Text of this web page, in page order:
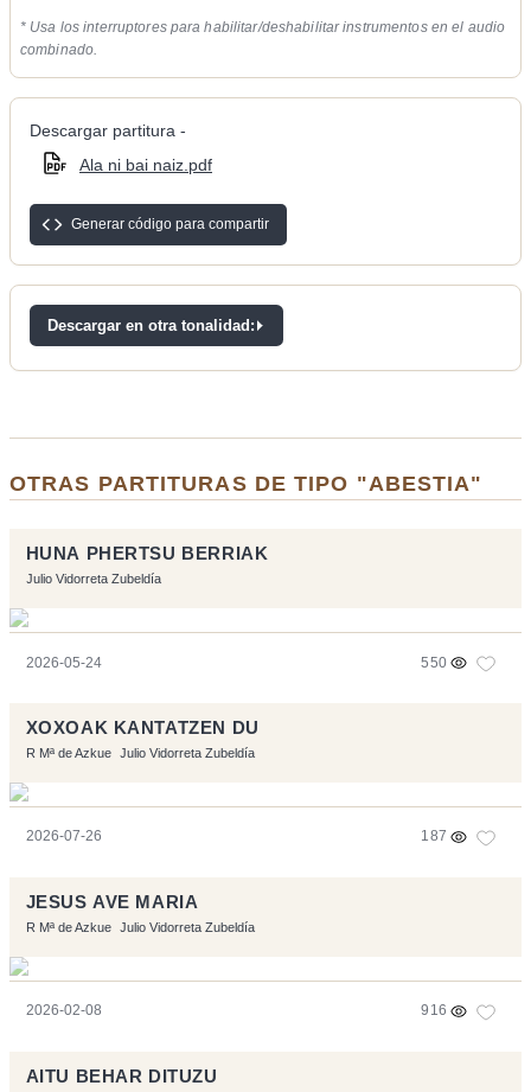
* Usa los interruptores para habilitar/deshabilitar instrumentos en el audio
combinado.
Descargar partitura -
Ala ni bai naiz.pdf
Generar código para compartir
Descargar en otra tonalidad:
OTRAS PARTITURAS DE TIPO "ABESTIA"
HUNA PHERTSU BERRIAK
Julio Vidorreta Zubeldía
2026-05-24 550
XOXOAK KANTATZEN DU
R Mª de Azkue Julio Vidorreta Zubeldía
2026-07-26 187
JESUS AVE MARIA
R Mª de Azkue Julio Vidorreta Zubeldía
2026-02-08 916
AITU BEHAR DITUZU